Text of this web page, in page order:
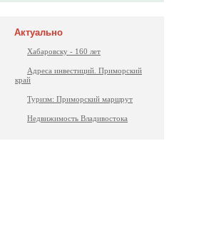
Актуально
Хабаровску - 160 лет
Адреса инвестиций. Приморский
край
Туризм: Приморский маршрут
Недвижимость Владивостока